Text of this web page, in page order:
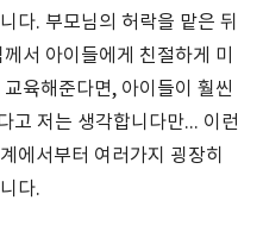
다. 부모님의 허락을 맡은 뒤
서 아이들에게 친절하게 미
육해준다면, 아이들이 훨씬
고 저는 생각합니다만... 이런
에서부터 여러가지 굉장히
다.